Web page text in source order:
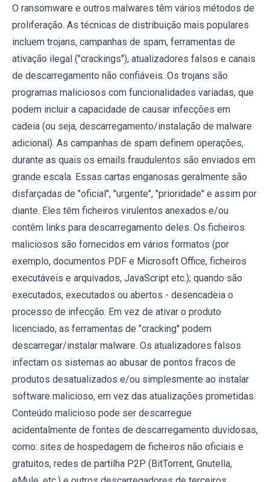
O ransomware e outros malwares têm vários métodos de
proliferação. As técnicas de distribuição mais populares
incluem trojans, campanhas de spam, ferramentas de
ativação ilegal ("crackings"), atualizadores falsos e canais
de descarregamento não confiáveis. Os trojans são
programas maliciosos com funcionalidades variadas, que
podem incluir a capacidade de causar infecções em
cadeia (ou seja, descarregamento/instalação de malware
adicional). As campanhas de spam definem operações,
durante as quais os emails fraudulentos são enviados em
grande escala. Essas cartas enganosas geralmente são
disfarçadas de "oficial", "urgente", "prioridade" e assim por
diante. Eles têm ficheiros virulentos anexados e/ou
contêm links para descarregamento deles. Os ficheiros
maliciosos são fornecidos em vários formatos (por
exemplo, documentos PDF e Microsoft Office, ficheiros
executáveis e arquivados, JavaScript etc.); quando são
executados, executados ou abertos - desencadeia o
processo de infecção. Em vez de ativar o produto
licenciado, as ferramentas de "cracking" podem
descarregar/instalar malware. Os atualizadores falsos
infectam os sistemas ao abusar de pontos fracos de
produtos desatualizados e/ou simplesmente ao instalar
software malicioso, em vez das atualizações prometidas.
Conteúdo malicioso pode ser descarregue
acidentalmente de fontes de descarregamento duvidosas,
como: sites de hospedagem de ficheiros não oficiais e
gratuitos, redes de partilha P2P (BitTorrent, Gnutella,